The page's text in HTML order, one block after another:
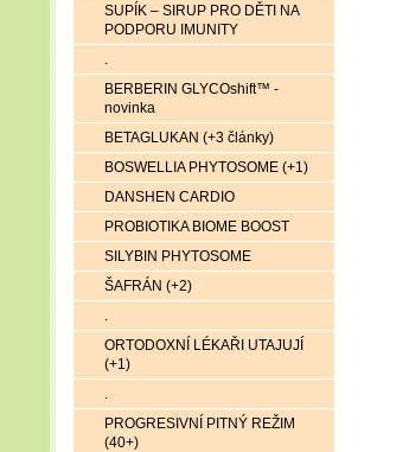
SUPÍK – SIRUP PRO DĚTI NA
PODPORU IMUNITY
.
BERBERIN GLYCOshift™ -
novinka
BETAGLUKAN (+3 články)
BOSWELLIA PHYTOSOME (+1)
DANSHEN CARDIO
PROBIOTIKA BIOME BOOST
SILYBIN PHYTOSOME
ŠAFRÁN (+2)
.
ORTODOXNÍ LÉKAŘI UTAJUJÍ
(+1)
.
PROGRESIVNÍ PITNÝ REŽIM
(40+)